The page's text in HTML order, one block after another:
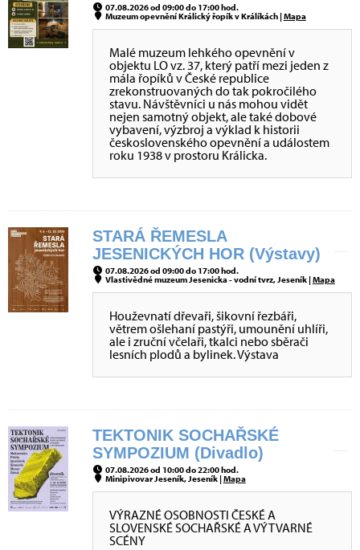
07.08.2026 od 09:00 do 17:00 hod.
Muzeum opevnění Králický řopík v Králíkách |Mapa
Malé muzeum lehkého opevnění v
objektu LO vz. 37, který patří mezi jeden z
mála řopíků v České republice
zrekonstruovaných do tak pokročilého
stavu. Návštěvníci u nás mohou vidět
nejen samotný objekt, ale také dobové
vybavení, výzbroj a výklad k historii
československého opevnění a událostem
roku 1938 v prostoru Králicka.
STARÁ ŘEMESLA
JESENICKÝCH HOR (Výstavy)
07.08.2026 od 09:00 do 17:00 hod.
Vlastivědné muzeum Jesenicka - vodní tvrz, Jeseník |Mapa
Houževnatí dřevaři, šikovní řezbáři,
větrem ošlehaní pastýři, umounění uhlíři,
ale i zruční včelaři, tkalci nebo sběrači
lesních plodů a bylinek. Výstava
TEKTONIK SOCHAŘSKÉ
SYMPOZIUM (Divadlo)
07.08.2026 od 10:00 do 22:00 hod.
Minipivovar Jeseník, Jeseník |Mapa
VÝRAZNÉ OSOBNOSTI ČESKÉ A
SLOVENSKÉ SOCHAŘSKÉ A VÝTVARNÉ
SCÉNY